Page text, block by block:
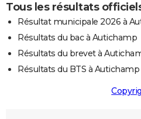
Tous les résultats
Résultat municipale 2026 à
Résultats du bac à Autichamp
Résultats du brevet à
Résultats du BTS à Autichamp